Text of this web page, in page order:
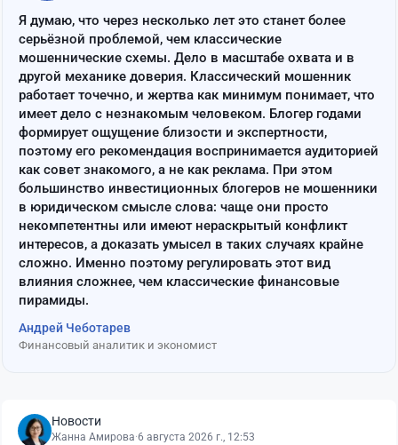
Я думаю, что через несколько лет это станет более
серьёзной проблемой, чем классические
мошеннические схемы. Дело в масштабе охвата и в
другой механике доверия. Классический мошенник
работает точечно, и жертва как минимум понимает, что
имеет дело с незнакомым человеком. Блогер годами
формирует ощущение близости и экспертности,
поэтому его рекомендация воспринимается аудиторией
как совет знакомого, а не как реклама. При этом
большинство инвестиционных блогеров не мошенники
в юридическом смысле слова: чаще они просто
некомпетентны или имеют нераскрытый конфликт
интересов, а доказать умысел в таких случаях крайне
сложно. Именно поэтому регулировать этот вид
влияния сложнее, чем классические финансовые
пирамиды.
Андрей Чеботарев
Финансовый аналитик и экономист
Новости
Жанна Амирова·6 августа 2026 г., 12:53